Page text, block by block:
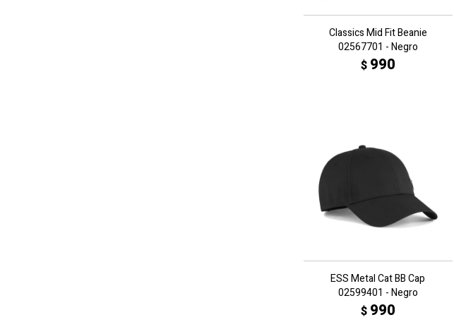
Classics Mid Fit Beanie
02567701 - Negro
$ 990
ESS Metal Cat BB Cap
02599401 - Negro
$ 990